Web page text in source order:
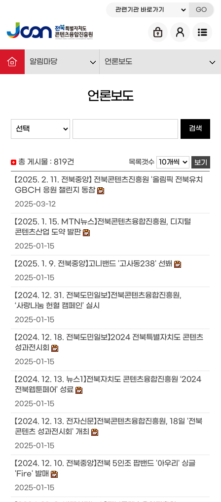
GO
알림마당 언론보도
언론보도
검색
총 게시물 :819건 목록갯수 보기
【2025. 2. 11. 전북중앙】 전북콘텐츠진흥원 '올림픽 전북유치
GBCH 응원 챌린지 동참
2025-03-12
【2025. 1. 15. MTN뉴스】전북콘텐츠융합진흥원, 디지털
콘텐츠산업 도약 발판
2025-01-15
【2025. 1. 9. 전북중앙】고니밴드 '고사동238' 선봬
2025-01-15
【2024. 12. 31. 전북도민일보】전북콘텐츠융합진흥원,
‘사랑나눔 헌혈 캠페인’ 실시
2025-01-15
【2024. 12. 18. 전북도민일보】2024 전북특별자치도 콘텐츠
성과전시회
2025-01-15
【2024. 12. 13. 뉴스1】전북자치도 콘텐츠융합진흥원 ‘2024
전북웹툰페어’ 성료
2025-01-15
【2024. 12. 13. 전자신문】전북콘텐츠융합진흥원, 18일 '전북
콘텐츠 성과전시회' 개최
2025-01-15
【2024. 12. 10. 전북중앙】전북 5인조 팝밴드 '아우리' 싱글
'Fire' 발매
2025-01-15